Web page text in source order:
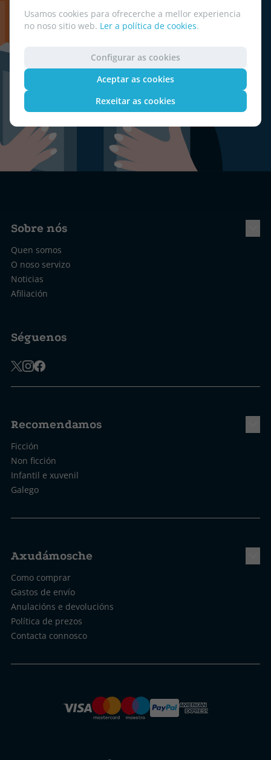
Usamos cookies para ofrecerche a mellor experiencia
no noso sitio web. Ler a política de cookies.
Configurar as cookies
Aceptar as cookies
Rexeitar as cookies
Sobre nós
Quen somos
O noso servizo
Noticias
Afiliación
Séguenos
Recomendamos
Ficción
Non ficción
Infantil e xuvenil
Galego
Axudámosche
Como comprar
Gastos de envío
Anulacións e devolucións
Política de prezos
Contacta connosco